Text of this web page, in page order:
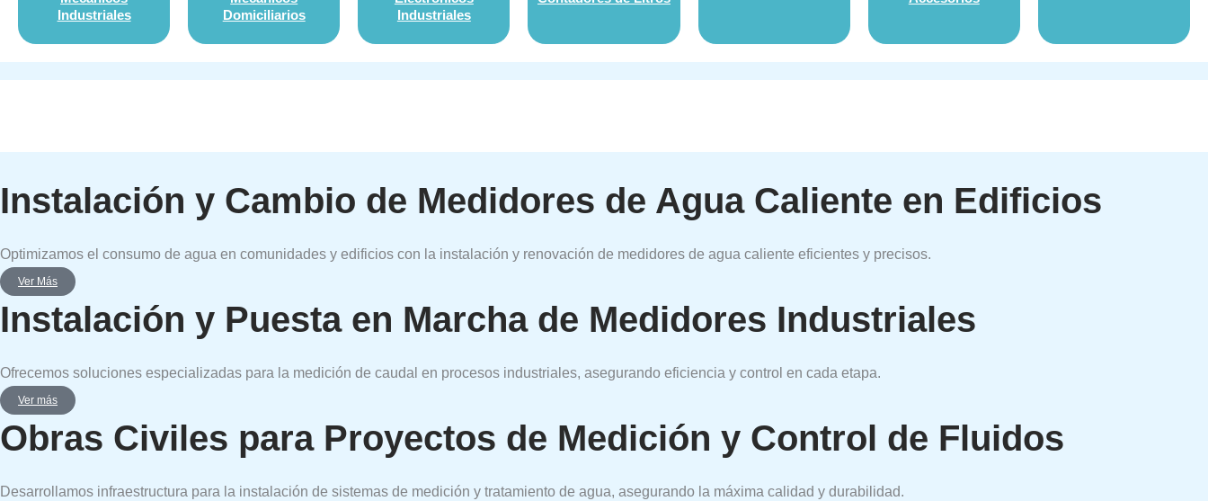
Industriales
Domiciliarios
Industriales
Instalación y Cambio de Medidores de Agua Caliente en Edificios
Optimizamos el consumo de agua en comunidades y edificios con la instalación y renovación de medidores de agua caliente eficientes y precisos.
Ver Más
Instalación y Puesta en Marcha de Medidores Industriales
Ofrecemos soluciones especializadas para la medición de caudal en procesos industriales, asegurando eficiencia y control en cada etapa.
Ver más
Obras Civiles para Proyectos de Medición y Control de Fluidos
Desarrollamos infraestructura para la instalación de sistemas de medición y tratamiento de agua, asegurando la máxima calidad y durabilidad.